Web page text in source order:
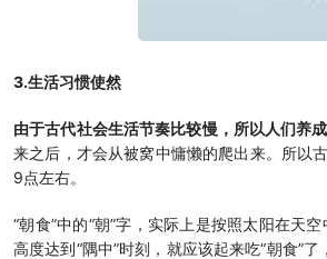
3.生活习惯使然
由于古代社会生活节奏比较慢，所以人们养
来之后，才会从被窝中慵懒的爬出来。所以
9点左右。
“朝食”中的“朝”字，实际上是按照太阳在天
高度达到“隅中”时刻，就应该起来吃“朝食”